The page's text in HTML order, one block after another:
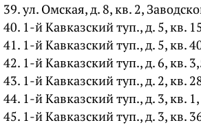
39. ул. Омская, д. 8, кв. 2,
40. 1-й Кавказский туп., д. 5, кв.
41. 1-й Кавказский туп., д. 5, кв.
42. 1-й Кавказский туп., д. 6, кв.
43. 1-й Кавказский туп., д. 2, кв.
44. 1-й Кавказский туп., д. 3, кв.
45. 1-й Кавказский туп., д. 3, кв.